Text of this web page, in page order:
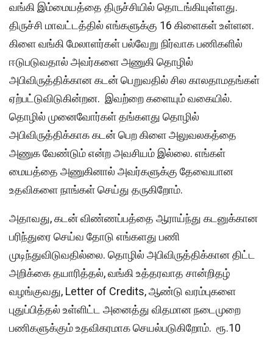
வங்கி இம்மையத்தை திருச்சியில் தொடங்கியுள்ளது.
திருச்சி மாவட்டத்தில் எங்களுக்கு 16 கிளைகள் உள்ளன.
கிளை வங்கி மேலாளர்கள் பல்வேறு நிர்வாக பணிகளில்
ஈடுபடுவதால் அவர்களை அணுகி தொழில்
அபிவிருத்திக்கான கடன் பெறுவதில் சில காலதாமதங்கள்
ஏற்பட்டுவிடுகின்றன. இவற்றை களையும் வகையில்.
தொழில் முனைவோர்கள் தங்களது தொழில்
அபிவிருத்திக்காக கடன் பெற கிளை அலுவலகத்தை
அணுக வேண்டும் என்ற அவசியம் இல்லை. எங்கள்
மையத்தை அணுகினால் அவர்களுக்கு தேவையான
உதவிகளை நாங்கள் செய்து தருகிறோம்.
அதாவது, கடன் விண்ணப்பத்தை ஆராய்ந்து கடனுக்கான
பரிந்துரை செய்வ தோடு எங்களது பணி
முடிந்துவிடுவதில்லை. தொழில் அபிவிருத்திக்கான திட்ட
அறிக்கை தயாரித்தல், வங்கி உத்தரவாத சான்றிதழ்
வழங்குவது, Letter of Credits, ஆண்டு வரம்புகளை
புதுப்பித்தல் உள்ளிட்ட அனைத்து விதமான நடைமுறை
பணிகளுக்கும் உதவிகரமாக செயல்படுகிறோம். ரூ.10